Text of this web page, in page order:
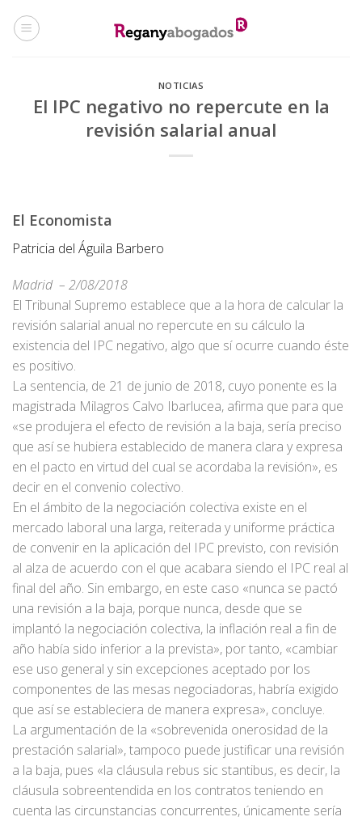
NOTICIAS
El IPC negativo no repercute en la
revisión salarial anual
El Economista
Patricia del Águila Barbero
Madrid – 2/08/2018
El Tribunal Supremo establece que a la hora de calcular la
revisión salarial anual no repercute en su cálculo la
existencia del IPC negativo, algo que sí ocurre cuando éste
es positivo.
La sentencia, de 21 de junio de 2018, cuyo ponente es la
magistrada Milagros Calvo Ibarlucea, afirma que para que
«se produjera el efecto de revisión a la baja, sería preciso
que así se hubiera establecido de manera clara y expresa
en el pacto en virtud del cual se acordaba la revisión», es
decir en el convenio colectivo.
En el ámbito de la negociación colectiva existe en el
mercado laboral una larga, reiterada y uniforme práctica
de convenir en la aplicación del IPC previsto, con revisión
al alza de acuerdo con el que acabara siendo el IPC real al
final del año. Sin embargo, en este caso «nunca se pactó
una revisión a la baja, porque nunca, desde que se
implantó la negociación colectiva, la inflación real a fin de
año había sido inferior a la prevista», por tanto, «cambiar
ese uso general y sin excepciones aceptado por los
componentes de las mesas negociadoras, habría exigido
que así se estableciera de manera expresa», concluye.
La argumentación de la «sobrevenida onerosidad de la
prestación salarial», tampoco puede justificar una revisión
a la baja, pues «la cláusula rebus sic stantibus, es decir, la
cláusula sobreentendida en los contratos teniendo en
cuenta las circunstancias concurrentes, únicamente sería